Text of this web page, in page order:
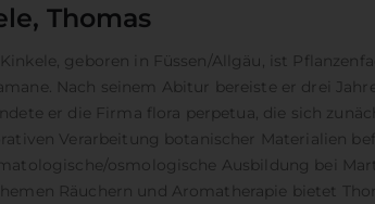
Thomas
Kinkele, geboren in Füssen/Allgäu, ist
Nach seinem Abitur bereiste er drei
er die Firma flora perpetua, die sich
Verarbeitung botanischer Materialien
osmologische Ausbildung bei
Räuchern und Aromatherapie bietet
0%
18,00 €
Hellfühligkeit
0%
22,00 €